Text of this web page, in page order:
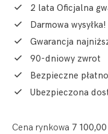
2 lata Oficjalna
Darmowa wysyłka!
Gwarancja
90-dniowy zwrot
Bezpieczne
Ubezpieczona
Cena rynkowa 7 100,00